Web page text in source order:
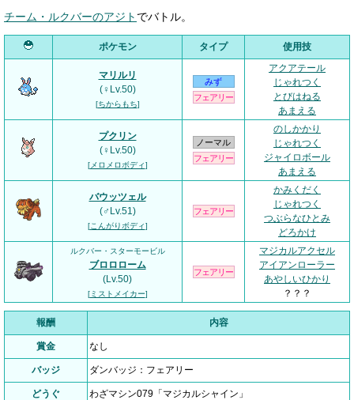
チーム・ルクバーのアジト でバトル。
ポケモン タイプ 使用技
マリルリ
(♀Lv.50)
[ちからもち]
みず
フェアリー
アクアテール
じゃれつく
とびはねる
あまえる
プクリン
(♀Lv.50)
[メロメロボディ]
ノーマル
フェアリー
のしかかり
じゃれつく
ジャイロボール
あまえる
バウッツェル
(♂Lv.51)
[こんがりボディ]
フェアリー
かみくだく
じゃれつく
つぶらなひとみ
どろかけ
ルクバー・スターモービル
ブロロローム
(Lv.50)
[ミストメイカー]
フェアリー
マジカルアクセル
アイアンローラー
あやしいひかり
？？？
報酬 内容
賞金 なし
バッジ ダンバッジ：フェアリー
どうぐ わざマシン079「マジカルシャイン」